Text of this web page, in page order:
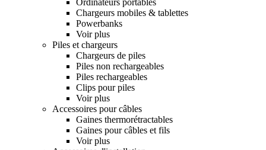
Chargeurs mobiles & tablettes
Powerbanks
Voir plus
Piles et chargeurs
Chargeurs de piles
Piles non rechargeables
Piles rechargeables
Clips pour piles
Voir plus
Accessoires pour câbles
Gaines thermorétractables
Gaines pour câbles et fils
Voir plus